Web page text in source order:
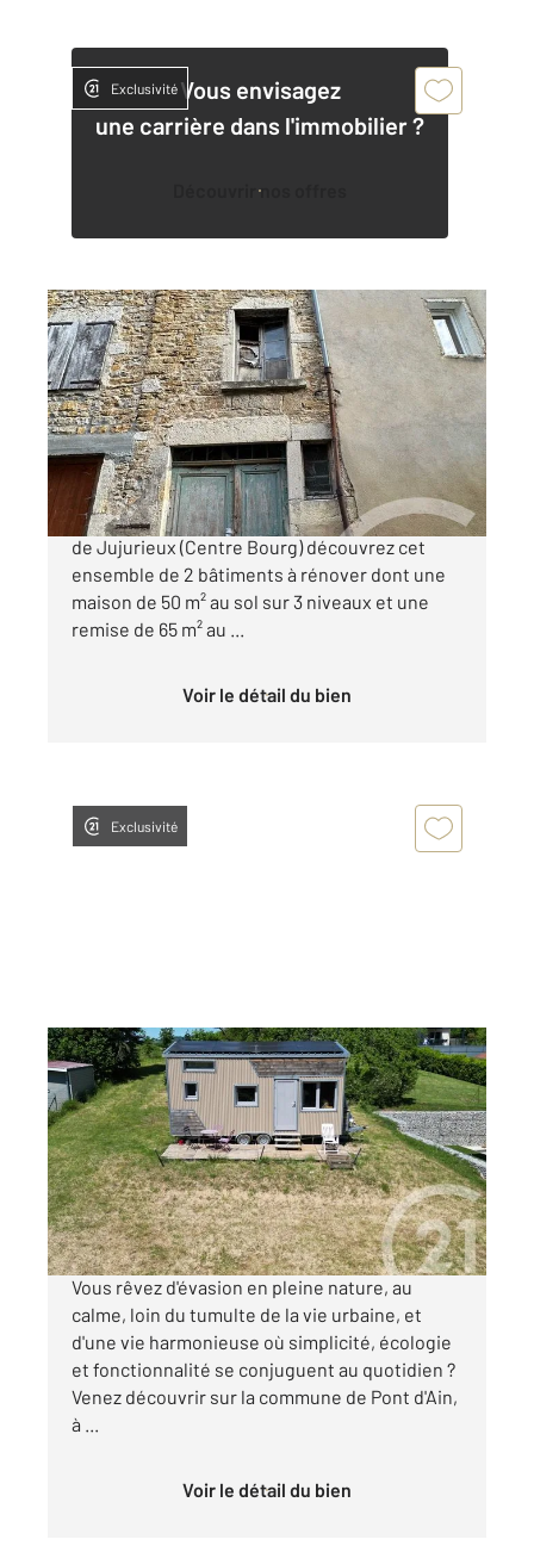
Vous envisagez
une carrière dans l'immobilier ?
Découvrir nos offres
Exclusivité
AMBERIEU EN BUGEY 01
50 m2, 2 pièces
Ref : 6555
Maison à vendre
45 000 €
A 15 mn d'Ambérieu en Bugey sur la commune
de Jujurieux (Centre Bourg) découvrez cet
ensemble de 2 bâtiments à rénover dont une
maison de 50 m² au sol sur 3 niveaux et une
remise de 65 m² au ...
Voir le détail du bien
Exclusivité
PONT D AIN 01
22 m2 , 2 pièces
Ref : 8684
Maison à vendre
190 000 €
Visiter le site dédié
Vous rêvez d'évasion en pleine nature, au
calme, loin du tumulte de la vie urbaine, et
d'une vie harmonieuse où simplicité, écologie
et fonctionnalité se conjuguent au quotidien ?
Venez découvrir sur la commune de Pont d'Ain,
à ...
Voir le détail du bien